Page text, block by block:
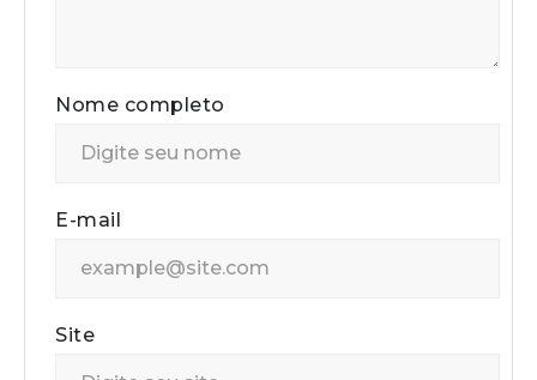
Nome completo
E-mail
Site